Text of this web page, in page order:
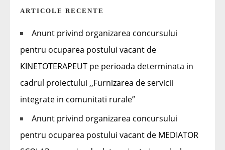
ARTICOLE RECENTE
Anunt privind organizarea concursului
pentru ocuparea postului vacant de
KINETOTERAPEUT pe perioada determinata in
cadrul proiectului ,,Furnizarea de servicii
integrate in comunitati rurale”
Anunt privind organizarea concursului
pentru ocuparea postului vacant de MEDIATOR